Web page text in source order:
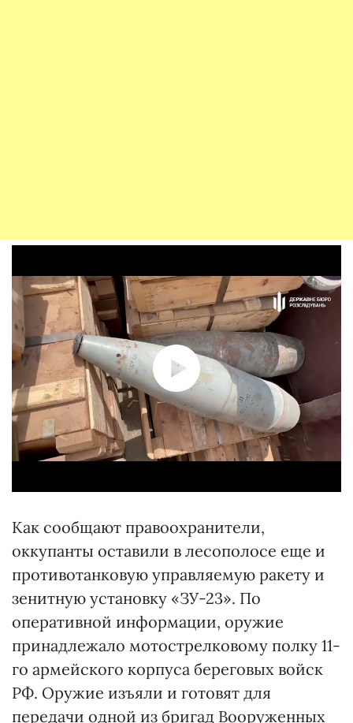
Как сообщают правоохранители,
оккупанты оставили в лесополосе еще и
противотанковую управляемую ракету и
зенитную установку «ЗУ-23». По
оперативной информации, оружие
принадлежало мотострелковому полку 11-
го армейского корпуса береговых войск
РФ. Оружие изъяли и готовят для
передачи одной из бригад Вооруженных